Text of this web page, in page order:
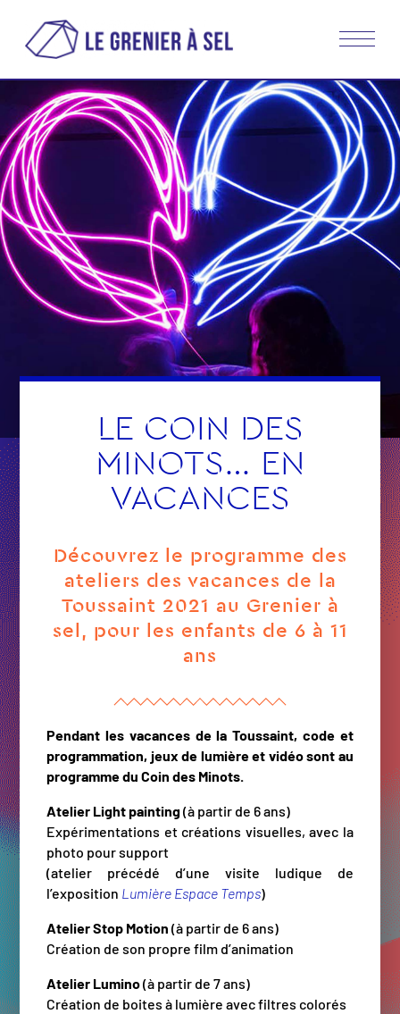
LE COIN DES
MINOTS… EN
VACANCES
Découvrez le programme des
ateliers des vacances de la
Toussaint 2021 au Grenier à
sel, pour les enfants de 6 à 11
ans
Pendant les vacances de la Toussaint, code et
programmation, jeux de lumière et vidéo sont au
programme du Coin des Minots.
Atelier Light painting(à partir de 6 ans)
Expérimentations et créations visuelles, avec la
photo pour support
(atelier précédé d’une visite ludique de
l’exposition Lumière Espace Temps)
Atelier Stop Motion (à partir de 6 ans)
Création de son propre film d’animation
Atelier Lumino(à partir de 7 ans)
Création de boites à lumière avec filtres colorés